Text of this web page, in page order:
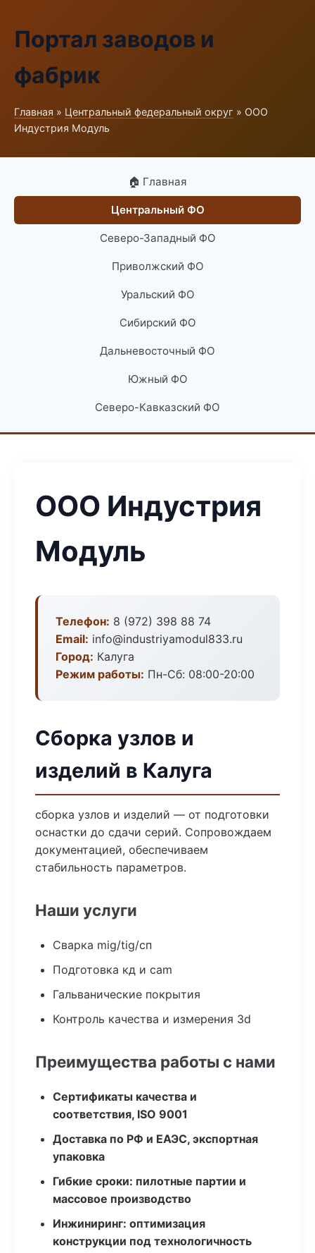
Портал заводов и
фабрик
Главная » Центральный федеральный округ » ООО
Индустрия Модуль
🏠 Главная
Центральный ФО
Северо-Западный ФО
Приволжский ФО
Уральский ФО
Сибирский ФО
Дальневосточный ФО
Южный ФО
Северо-Кавказский ФО
ООО Индустрия
Модуль
Телефон: 8 (972) 398 88 74
Email: info@industriyamodul833.ru
Город: Калуга
Режим работы: Пн-Сб: 08:00-20:00
Сборка узлов и
изделий в Калуга
сборка узлов и изделий — от подготовки
оснастки до сдачи серий. Сопровождаем
документацией, обеспечиваем
стабильность параметров.
Наши услуги
Сварка mig/tig/сп
Подготовка кд и cam
Гальванические покрытия
Контроль качества и измерения 3d
Преимущества работы с нами
Сертификаты качества и
соответствия, ISO 9001
Доставка по РФ и ЕАЭС, экспортная
упаковка
Гибкие сроки: пилотные партии и
массовое производство
Инжиниринг: оптимизация
конструкции под технологичность